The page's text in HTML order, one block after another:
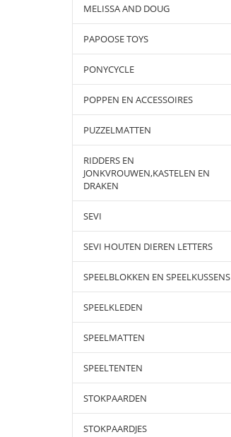
MELISSA AND DOUG
PAPOOSE TOYS
PONYCYCLE
POPPEN EN ACCESSOIRES
PUZZELMATTEN
RIDDERS EN
JONKVROUWEN,KASTELEN EN
DRAKEN
SEVI
SEVI HOUTEN DIEREN LETTERS
SPEELBLOKKEN EN SPEELKUSSENS
SPEELKLEDEN
SPEELMATTEN
SPEELTENTEN
STOKPAARDEN
STOKPAARDJES